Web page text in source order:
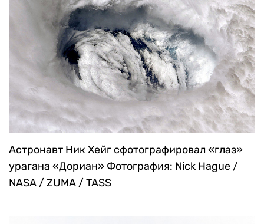
Астронавт Ник Хейг сфотографировал «глаз»
урагана «Дориан» Фотография: Nick Hague /
NASA / ZUMA / TASS